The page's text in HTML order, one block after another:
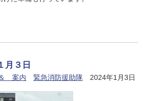
月３日
案内 緊急消防援助隊 2024年1月3日